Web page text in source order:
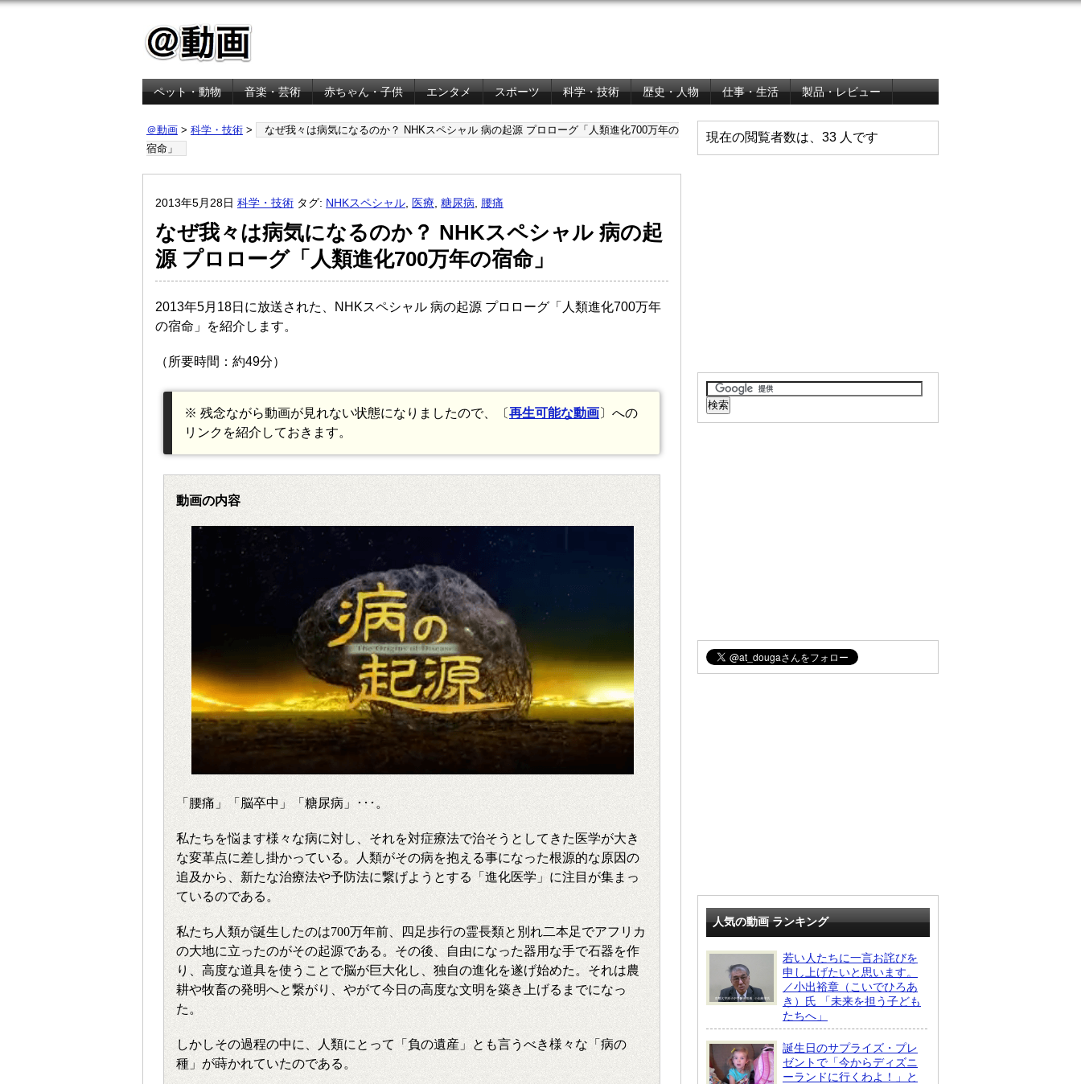
ペット・動物 音楽・芸術 赤ちゃん・子供 エンタメ スポーツ 科学・技術 歴史・人物 仕事・生活
製品・レビュー
＠動画 > 科学・技術 >
なぜ我々は病気になるのか？ NHKスペシャル 病の起源 プロローグ「人類進化700万年の
宿命」
2013年5月28日 科学・技術 タグ: NHKスペシャル 医療 糖尿病 腰痛
なぜ我々は病気になるのか？ NHKスペシャル 病の起
源 プロローグ「人類進化700万年の宿命」
2013年5月18日に放送された、NHKスペシャル 病の起源 プロローグ「人類進化700万年
の宿命」を紹介します。
（所要時間：約49分）
※ 残念ながら動画が見れない状態になりましたので、〔再生可能な動画〕への
リンクを紹介しておきます。
動画の内容
「腰痛」「脳卒中」「糖尿病」･･･。
私たちを悩ます様々な病に対し、それを対症療法で治そうとしてきた医学が大き
な変革点に差し掛かっている。人類がその病を抱える事になった根源的な原因の
追及から、新たな治療法や予防法に繋げようとする「進化医学」に注目が集まっ
ているのである。
私たち人類が誕生したのは700万年前、四足歩行の霊長類と別れ二本足でアフリカ
の大地に立ったのがその起源である。その後、自由になった器用な手で石器を作
り、高度な道具を使うことで脳が巨大化し、独自の進化を遂げ始めた。それは農
耕や牧畜の発明へと繋がり、やがて今日の高度な文明を築き上げるまでになっ
た。
しかしその過程の中に、人類にとって「負の遺産」とも言うべき様々な「病の
種」が蒔かれていたのである。
現在の閲覧者数は、33 人です
人気の動画 ランキング
若い人たちに一言お詫びを
申し上げたいと思います。
／小出裕章（こいでひろあ
き）氏 「未来を担う子ども
たちへ」
誕生日のサプライズ・プレ
ゼントで「今からディズニ
ーランドに行くわよ！」と